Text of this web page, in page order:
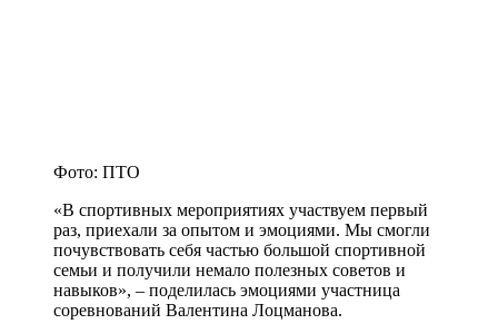
Фото: ПТО
«В спортивных мероприятиях участвуем первый
раз, приехали за опытом и эмоциями. Мы смогли
почувствовать себя частью большой спортивной
семьи и получили немало полезных советов и
навыков», – поделилась эмоциями участница
соревнований Валентина Лоцманова.